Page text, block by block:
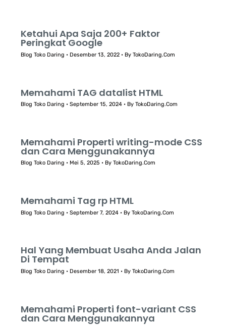
Ketahui Apa Saja 200+ Faktor
Peringkat Google
Blog Toko Daring • Desember 13, 2022 • ByTokoDaring.Com
Memahami TAG datalist HTML
Blog Toko Daring •September 15, 2024 • ByTokoDaring.Com
Memahami Properti writing-mode CSS
dan Cara Menggunakannya
Blog Toko Daring • Mei 5, 2025 • ByTokoDaring.Com
Memahami Tag rp HTML
Blog Toko Daring •September 7, 2024 • ByTokoDaring.Com
Hal Yang Membuat Usaha Anda Jalan
Di Tempat
Blog Toko Daring • Desember 18, 2021 • ByTokoDaring.Com
Memahami Properti font-variant CSS
dan Cara Menggunakannya